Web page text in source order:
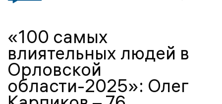
«100 самых
влиятельных людей в
Орловской
области-2025»: Олег